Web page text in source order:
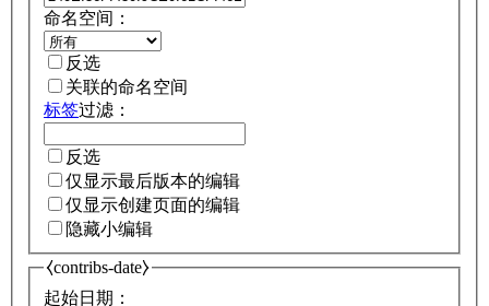
命名空间：
反选
关联的命名空间
标签过滤：
反选
仅显示最后版本的编辑
仅显示创建页面的编辑
隐藏小编辑
⧼contribs-date⧽
起始日期：